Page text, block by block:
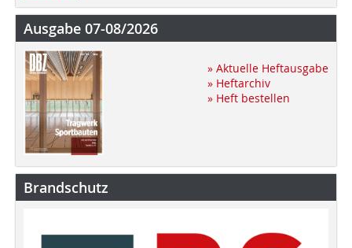
Ausgabe 07-08/2026
» Aktuelle Heftausgabe
» Heftarchiv
» Heft bestellen
Brandschutz